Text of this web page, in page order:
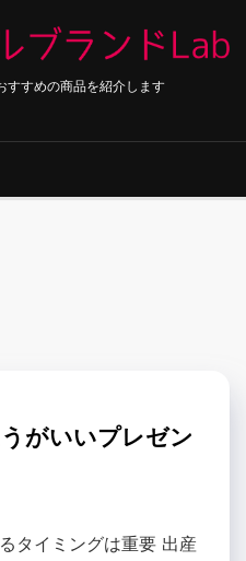
すすめの商品を紹介します
がいいプレゼン
タイミングは重要 出産